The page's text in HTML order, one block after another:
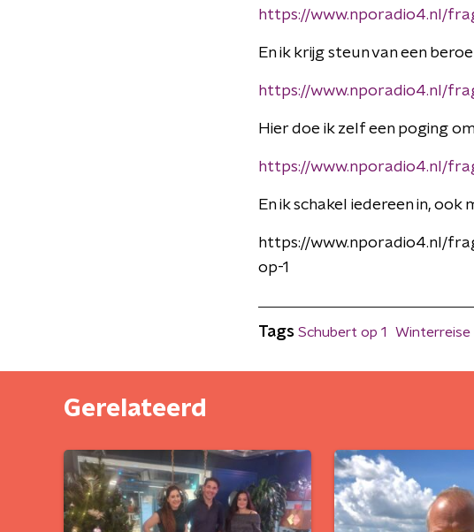
https://www.nporadio4.nl/
En ik krijg steun van een
https://www.nporadio4.nl/
Hier doe ik zelf een poging
https://www.nporadio4.nl/
En ik schakel iedereen in, ook
https://www.nporadio4.nl/
op-1
Tags Schubert op 1 Winterreise
Gerelateerd